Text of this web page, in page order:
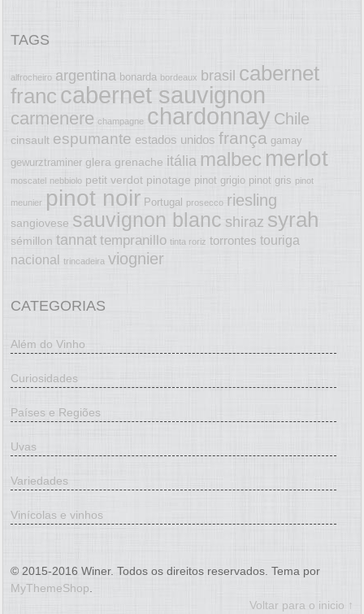
TAGS
alfrocheiro argentina bonarda bordeaux brasil cabernet
franc cabernet sauvignon
carmenere champagne chardonnay Chile
cinsault espumante estados unidos frança gamay
gewurztraminer glera grenache itália malbec merlot
moscatel nebbiolo petit verdot pinotage pinot grigio pinot gris pinot
meunier pinot noir Portugal prosecco riesling
sangiovese sauvignon blanc shiraz syrah
sémillon tannat tempranillo tinta roriz torrontes touriga
nacional trincadeira viognier
CATEGORIAS
Além do Vinho
Curiosidades
Países e Regiões
Uvas
Variedades
Vinícolas e vinhos
© 2015-2016 Winer. Todos os direitos reservados. Tema por
MyThemeShop
Voltar para o inicio ↑